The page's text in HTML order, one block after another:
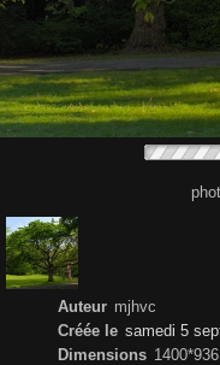
Auteur mjhvc
Créée le samedi 5
Dimensions 1400*936